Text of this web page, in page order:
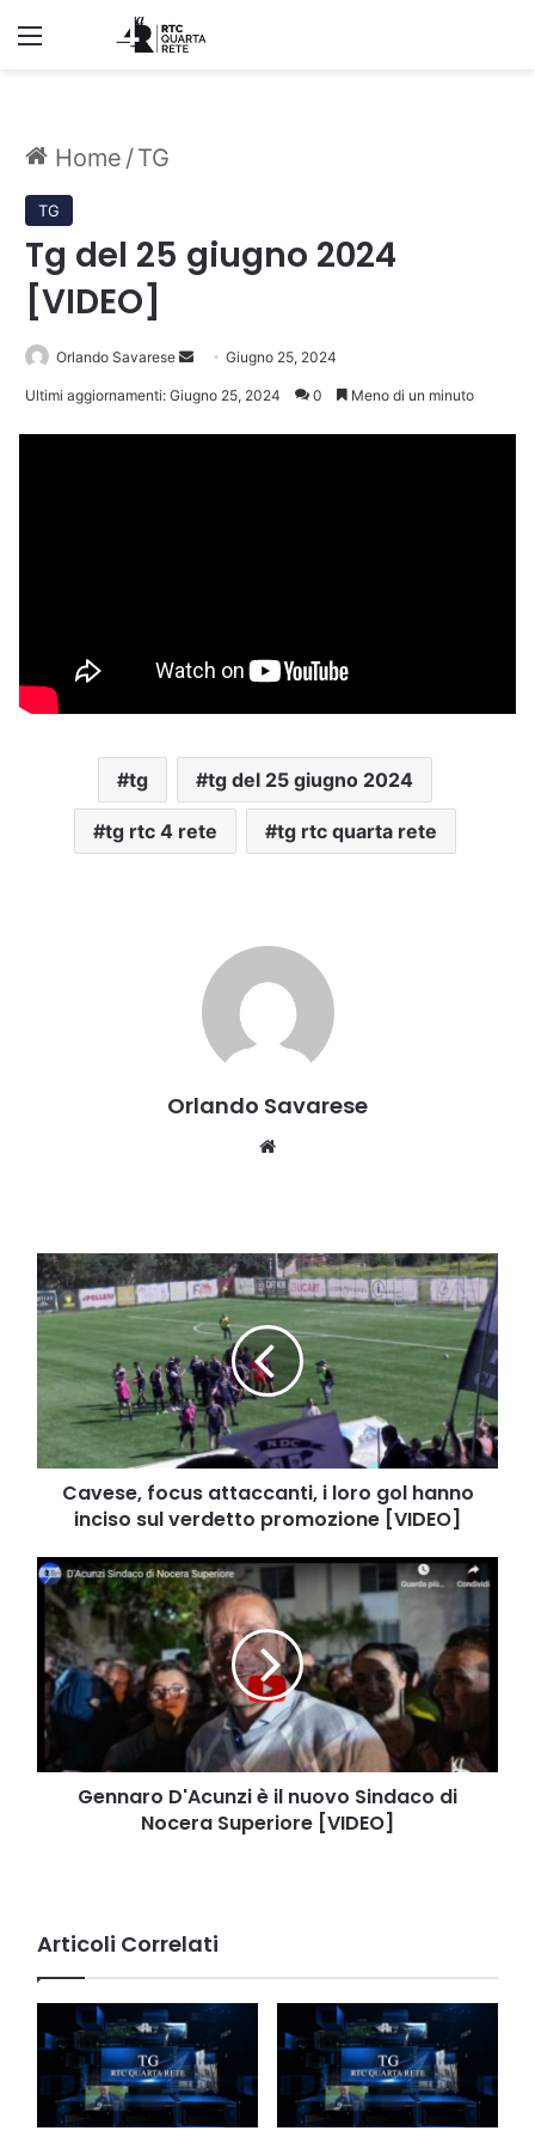
Menu
Home /TG
TG
Tg del 25 giugno 2024
[VIDEO]
Orlando Savarese
Invia Giugno 25, 2024
Ultimi aggiornamenti: Giugno 25, 2024 0 Meno di un minuto
tg tg del 25 giugno 2024
tg rtc 4 rete tg rtc quarta rete
Orlando Savarese
Cavese,
focus
attaccanti,
i
loro
gol
hanno
inciso
sul
verdetto
promozione
Cavese, focus attaccanti, i loro gol hanno
inciso sul verdetto promozione [VIDEO]
Gennaro
D'Acunzi
è
il
nuovo
Sindaco
di
Nocera
Superiore
[VIDEO]
Gennaro D'Acunzi è il nuovo Sindaco di
Nocera Superiore [VIDEO]
Articoli Correlati